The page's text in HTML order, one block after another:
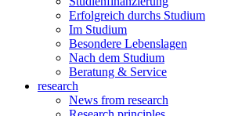
Erfolgreich durchs Studium
Im Studium
Besondere Lebenslagen
Nach dem Studium
Beratung & Service
research
News from research